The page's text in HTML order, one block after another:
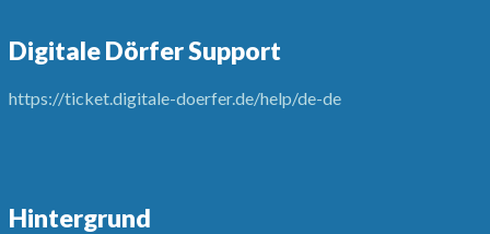
Digitale Dörfer Support
https://ticket.digitale-doerfer.de/help/de-de
Hintergrund